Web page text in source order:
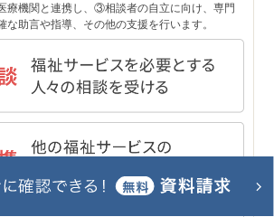
療機関と連携し、③相談者の自立に向け、専門
な助言や指導、その他の支援を行います。